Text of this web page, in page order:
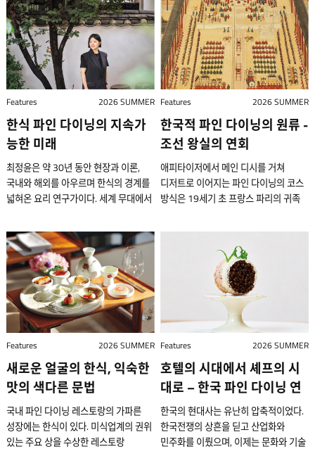
Features 2026 SUMMER
한식 파인 다이닝의 지속가
능한 미래
최정윤은 약 30년 동안 현장과 이론,
국내와 해외를 아우르며 한식의 경계를
넓혀온 요리 연구가이다. 세계 무대에서
생태계를 구축하기 위해 2023년
비영리 사단법인 난로학원을 설립해
운영 중이다. 2025년에는 ‘월드 50
베스트 레스토랑’ 한국 의장으로
임명되어 한국과 세계의 미식계를 잇는
가교 역할도 하고 있다. 서울 북촌에
자리한 찻집 해온에서 그녀를 만났다.
문화의 지속 가능한 생태계를 만드는
일을 자신의 가장 중요한 과제로 삼고
있다. 조선 시대 한양(현재의 서울)
10월이면 선비들이 모여 숯불을 지핀
화로에 고기를 구워 먹으며 풍류를
즐기던 풍속이 있었다. 이를 난로회라
Features 2026 SUMMER
한국적 파인 다이닝의 원류 -
조선 왕실의 연회
애피타이저에서 메인 디시를 거쳐
디저트로 이어지는 파인 다이닝의 코스
방식은 19세기 초 프랑스 파리의 귀족
19세기 중후반 기본 형식으로 자리
잡았다. 그런데 시선을 조선
(1392~1910) 왕실의 연회로 돌리면
뜻밖의 사실과 마주치게 된다. 조선
왕실은 이미 15세기 이래 코스
방식으로 음식을 제공하고, 전국에서
최고의 식재료를 조달하며, 전문 요리사
갖추고 있었다. . 1848. 종이에 채색.
141.5 × 49.5 cm(한 폭).
국립중앙박물관 소장. 1848년 당시
할머니 순원왕후의 육순(60세)과
어머니 신정왕후의 망오(41세)를
경축하기 위해 개최한 궁중 연회의
Features 2026 SUMMER
새로운 얼굴의 한식, 익숙한
맛의 색다른 문법
국내 파인 다이닝 레스토랑의 가파른
성장에는 한식이 있다. 미식업계의 권위
있는 주요 상을 수상한 레스토랑
Features 2026 SUMMER
호텔의 시대에서 셰프의 시
대로 – 한국 파인 다이닝 연
대기
한국의 현대사는 유난히 압축적이었다.
한국전쟁의 상흔을 딛고 산업화와
민주화를 이뤘으며, 이제는 문화와 기술